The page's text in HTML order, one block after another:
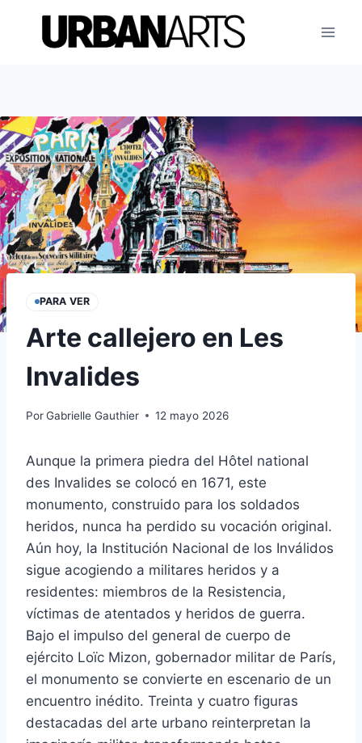
contenido
PARA VER
Arte callejero en Les
Invalides
PorGabrielle Gauthier 12 mayo 2026
Aunque la primera piedra del Hôtel national
des Invalides se colocó en 1671, este
monumento, construido para los soldados
heridos, nunca ha perdido su vocación original.
Aún hoy, la Institución Nacional de los Inválidos
sigue acogiendo a militares heridos y a
residentes: miembros de la Resistencia,
víctimas de atentados y heridos de guerra.
Bajo el impulso del general de cuerpo de
ejército Loïc Mizon, gobernador militar de París,
el monumento se convierte en escenario de un
encuentro inédito. Treinta y cuatro figuras
destacadas del arte urbano reinterpretan la